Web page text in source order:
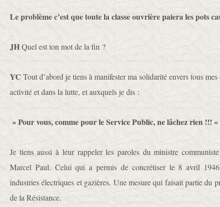
Le problème c’est que toute la classe ouvrière paiera les pots
JHQuel est ton mot de la fin ?
YC Tout d’abord je tiens à manifester ma solidarité envers tous
activité et dans la lutte, et auxquels je dis :
» Pour vous, comme pour le Service Public, ne lâchez rien !!! «
Je tiens aussi à leur rappeler les paroles du ministre
Marcel Paul. Celui qui a permis de concrétiser le 8 avril
industries électriques et gazières. Une mesure qui faisait partie du
de la Résistance.